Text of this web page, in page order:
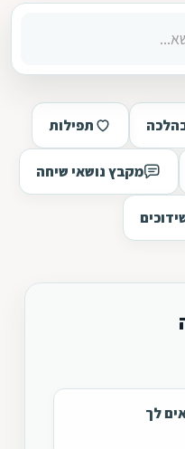
תפילות
מקבץ נושאי שיחה
לך